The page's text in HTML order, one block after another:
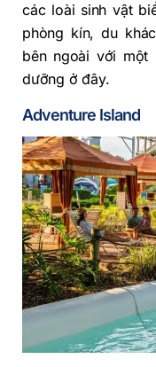
các loài sinh vật
phòng kín, du
bên ngoài với một
dưỡng ở đây.
Adventure Island